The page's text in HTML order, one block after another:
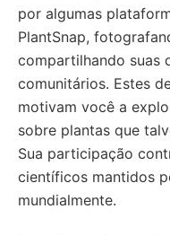
por algumas
PlantSnap,
compartilhando suas
comunitários. Estes
motivam você a
sobre plantas que
Sua participação
científicos mantidos
mundialmente.